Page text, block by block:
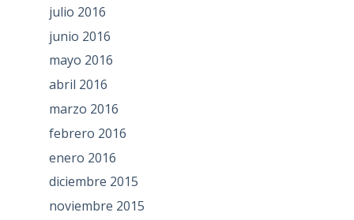
julio 2016
junio 2016
mayo 2016
abril 2016
marzo 2016
febrero 2016
enero 2016
diciembre 2015
noviembre 2015